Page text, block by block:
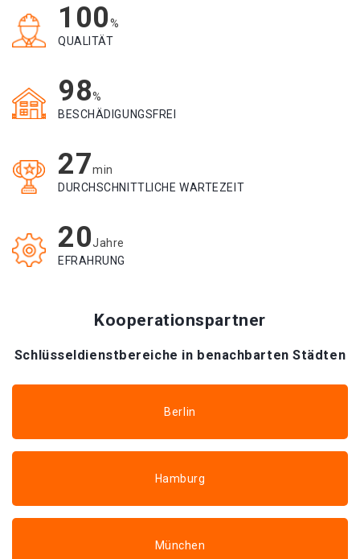
100%
QUALITÄT
98%
BESCHÄDIGUNGSFREI
27min
DURCHSCHNITTLICHE WARTEZEIT
20Jahre
EFRAHRUNG
Kooperationspartner
Schlüsseldienstbereiche in benachbarten Städten
Berlin
Hamburg
München